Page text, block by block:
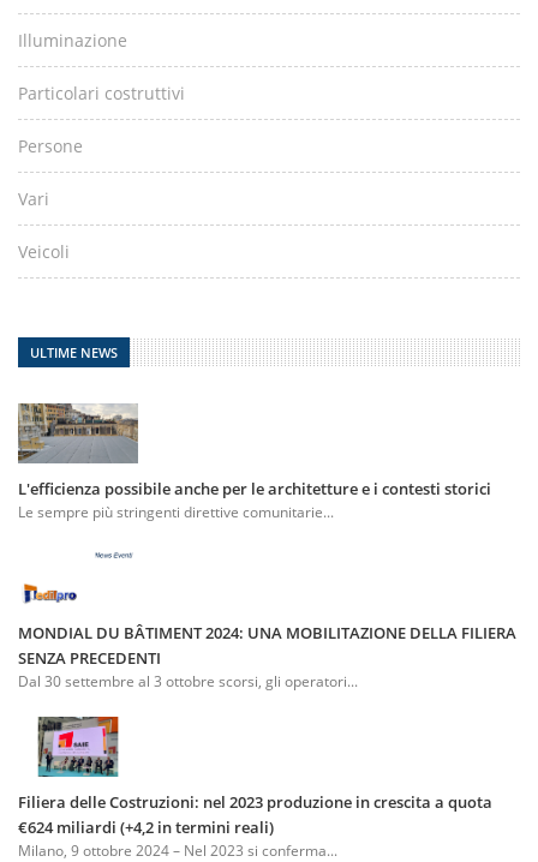
Illuminazione
Particolari costruttivi
Persone
Vari
Veicoli
ULTIME NEWS
L'efficienza possibile anche per le architetture e i contesti storici
Le sempre più stringenti direttive comunitarie...
MONDIAL DU BÂTIMENT 2024: UNA MOBILITAZIONE DELLA FILIERA
SENZA PRECEDENTI
Dal 30 settembre al 3 ottobre scorsi, gli operatori...
Filiera delle Costruzioni: nel 2023 produzione in crescita a quota
€624 miliardi (+4,2 in termini reali)
Milano, 9 ottobre 2024 – Nel 2023 si conferma...